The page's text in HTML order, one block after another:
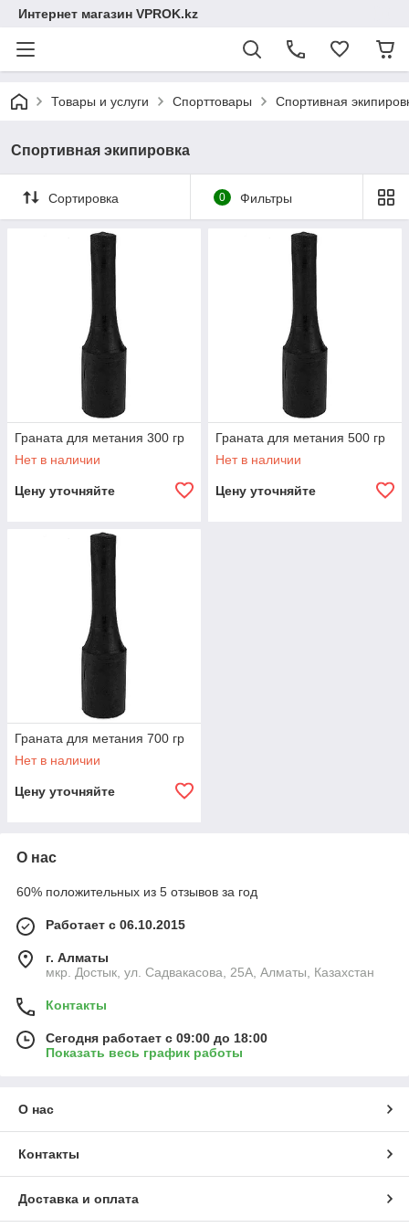
Интернет магазин VPROK.kz
Товары и услуги Спорттовары Спортивная
Спортивная экипировка
Сортировка 0 Фильтры
Граната для метания 300 гр
Нет в наличии
Цену уточняйте
Граната для метания 500 гр
Нет в наличии
Цену уточняйте
Граната для метания 700 гр
Нет в наличии
Цену уточняйте
О нас
60% положительных из 5 отзывов за год
Работает с 06.10.2015
г. Алматы
мкр. Достык, ул. Садвакасова, 25А, Алматы, Казахстан
Контакты
Сегодня работает с 09:00 до 18:00
Показать весь график работы
О нас
Контакты
Доставка и оплата